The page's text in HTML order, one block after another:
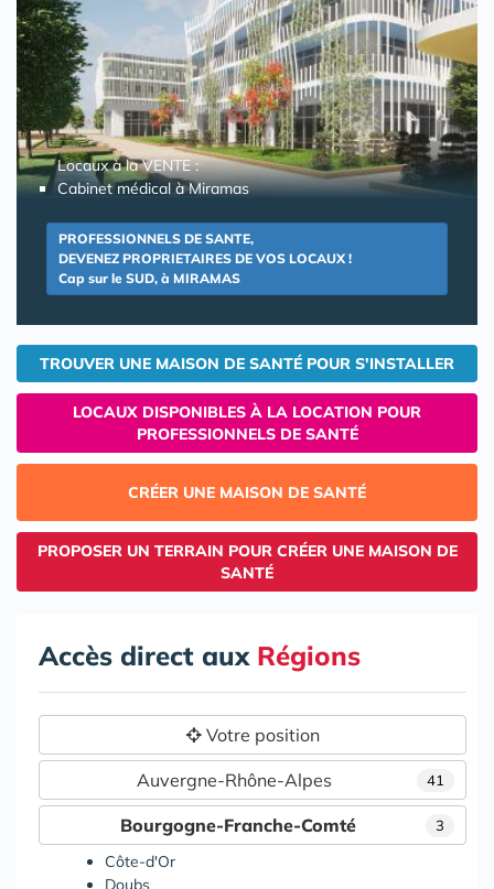
Locaux à la VENTE :
Cabinet médical à Miramas
PROFESSIONNELS DE SANTE,
DEVENEZ PROPRIETAIRES DE VOS LOCAUX !
Cap sur le SUD, à MIRAMAS
TROUVER UNE MAISON DE SANTÉ POUR S'INSTALLER
LOCAUX DISPONIBLES À LA LOCATION POUR
PROFESSIONNELS DE SANTÉ
CRÉER UNE MAISON DE SANTÉ
PROPOSER UN TERRAIN POUR CRÉER UNE MAISON DE
SANTÉ
Accès direct aux Régions
Votre position
41
Auvergne-Rhône-Alpes
3
Bourgogne-Franche-Comté
Côte-d'Or
Doubs